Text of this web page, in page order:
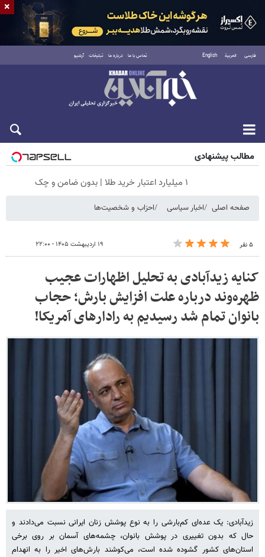
فارسی العربية English تماس با ما درباره ما تبلیغات آرشیو
جمعه ۱۶ مرداد ۱۴۰۵
مطالب پیشنهادی
۱ میلیارد اعتبار خرید طلا | بدون ضامن و چک
صفحه اصلی اخبار سیاسی احزاب و شخصیت‌ها
۵ نفر ۱۹ اردیبهشت ۱۴۰۵ - ۲۲:۰۰
کنایه زیدآبادی به تحلیل اظهارات عجیب
ظهره‌وند درباره علت افزایش بارش؛ حجاب
بانوان تمام شد رسیدیم به رادارهای آمریکا!
زیدآبادی: یک عده‌ای کم‌بارشی را به نوع پوشش زنان ایرانی نسبت می‌دادند و
حال که بدون تغییری در پوشش بانوان، چشمه‌های آسمان بر روی برخی
استان‌های کشور گشوده شده است، می‌کوشند بارش‌های اخیر را به انهدام
×